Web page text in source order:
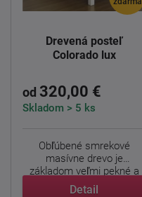
Drevená posteľ
Colorado lux
od 320,00 €
Skladom > 5 ks
Obľúbené smrekové
masívne drevo je
základom veľmi pekné a
jednoducho ...
Detail